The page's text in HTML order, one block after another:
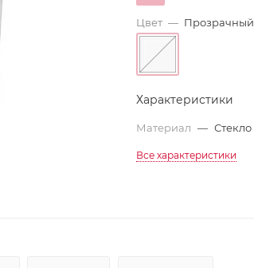
Цвет — Прозрачный
Характеристики
Материал — Стекло
Все характеристики